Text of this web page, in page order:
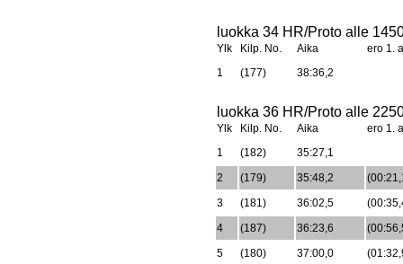
luokka 34 HR/Proto alle
Ylk Kilp. No. Aika
ero 1.
1
(177) 38:36,2
luokka 36 HR/Proto alle
Ylk Kilp. No. Aika
ero 1.
1
(182)
35:27,1
2
(179) 35:48,2
3
(181) 36:02,5
4
(187) 36:23,6
5
(180) 37:00,0